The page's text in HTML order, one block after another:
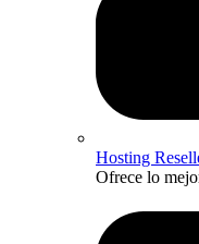
Hosting
Ofrece lo